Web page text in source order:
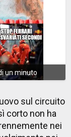
un minuto
sul circuito
corto non ha
nei